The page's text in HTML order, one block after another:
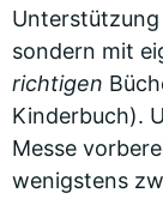
sondern mit
richtigen
Kinderbuch).
Messe
wenigstens